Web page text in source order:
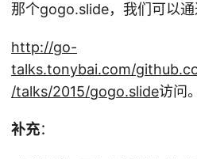
那个gogo.slide，我们可以通
http://go-
talks.tonybai.com/
/talks/2015/gogo.slide访问。
补充：